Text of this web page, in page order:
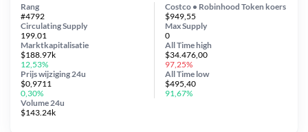
Costco • Robinhood Token koers
$949,55
Circulating Supply
199.01
Prijs wijziging 24u
$0,9711
0,30%
Max Supply
0
Marktkapitalisatie
$188.97k
12,53%
Volume 24u
$143.24k
Rang
#4792
All Timehigh
$34.476,00
97,25%
All Time low
$495,40
91,67%